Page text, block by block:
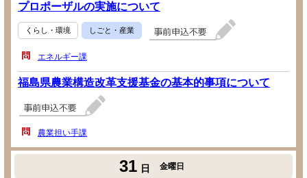
プロポーザルの実施について
くらし・環境 しごと・産業
エネルギー課
福島県農業構造改革支援基金の基本的事項について
農業担い手課
31 日 金曜日